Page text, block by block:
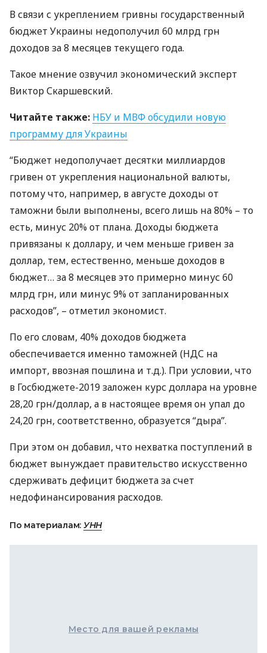
В связи с укреплением гривны государственный
бюджет Украины недополучил 60 млрд грн
доходов за 8 месяцев текущего года.
Такое мнение озвучил экономический эксперт
Виктор Скаршевский.
Читайте также: НБУ и МВФобсудили новую
программу для Украины
“Бюджет недополучает десятки миллиардов
гривен от укрепления национальной валюты,
потому что, например, в августе доходы от
таможни были выполнены, всего лишь на 80% – то
есть, минус 20% от плана. Доходы бюджета
привязаны к доллару, и чем меньше гривен за
доллар, тем, естественно, меньше доходов в
бюджет… за 8 месяцев это примерно минус 60
млрд грн, или минус 9% от запланированных
расходов”, – отметил экономист.
По его словам, 40% доходов бюджета
обеспечивается именно таможней (НДС на
импорт, ввозная пошлина и т.д.). При условии, что
в Госбюджете-2019 заложен курс доллара на уровне
28,20 грн/доллар, а в настоящее время он упал до
24,20 грн, соответственно, образуется “дыра”.
При этом он добавил, что нехватка поступлений в
бюджет вынуждает правительство искусственно
сдерживать дефицит бюджета за счет
недофинансирования расходов.
По материалам: УНН
Место для вашей рекламы